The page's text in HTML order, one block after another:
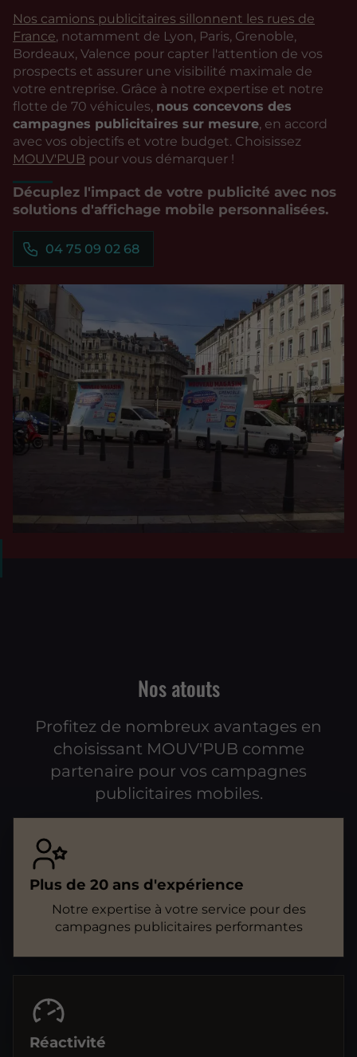
Nos camions publicitaires sillonnent les rues de
France, notamment de Lyon, Paris, Grenoble,
Bordeaux, Valence pour capter l'attention de vos
prospects et assurer une visibilité maximale de
votre entreprise. Grâce à notre expertise et notre
flotte de 70 véhicules, nous concevons des
campagnes publicitaires sur mesure, en accord
avec vos objectifs et votre budget. Choisissez
MOUV'PUB pour vous démarquer !
Décuplez l'impact de votre publicité avec nos
solutions d'affichage mobile personnalisées.
04 75 09 02 68
Nos atouts
Profitez de nombreux avantages en
choisissant MOUV'PUB comme
partenaire pour vos campagnes
publicitaires mobiles.
Plus de 20 ans d'expérience
Notre expertise à votre service pour des
campagnes publicitaires performantes
Réactivité